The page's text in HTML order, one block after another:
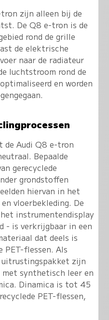
zijn alleen bij de
De Q8 e-tron is de
rond de grille
de elektrische
naar de radiateur
luchtstroom rond de
en worden
de Audi Q8 e-tron
Bepaalde
gerecyclede
grondstoffen
hiervan in het
vloerbekleding. De
instrumentendisplay
- is verkrijgbaar in een
dat deels is
PET-flessen. Als
uitrustingspakket zijn
synthetisch leer en
Dinamica is tot 45
PET-flessen,